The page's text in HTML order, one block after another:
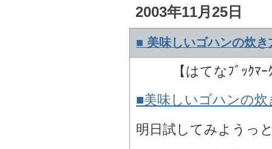
2003年11月25日
■ 美味しいゴハンの炊き
【はてなﾌﾞｯｸﾏ
■美味しいゴハンの炊
明日試してみようっ